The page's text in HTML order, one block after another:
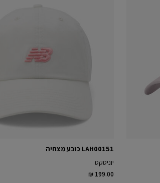
LAH00151 כובע מצחיה
יוניסקס
₪ 199.00